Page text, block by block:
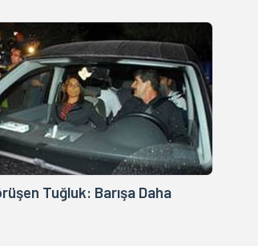
Tuğluk: Barışa Daha